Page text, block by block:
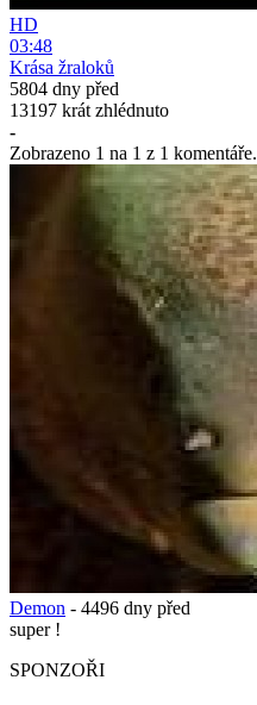
HD
03:48
Krása žraloků
5804 dny před
13197 krát zhlédnuto
-
Zobrazeno 1 na 1 z 1 komentáře.
Demon - 4496 dny před
super !
SPONZOŘI